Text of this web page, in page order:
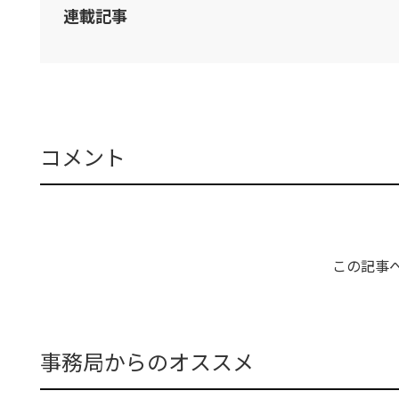
連載記事
コメント
この記事
事務局からのオススメ